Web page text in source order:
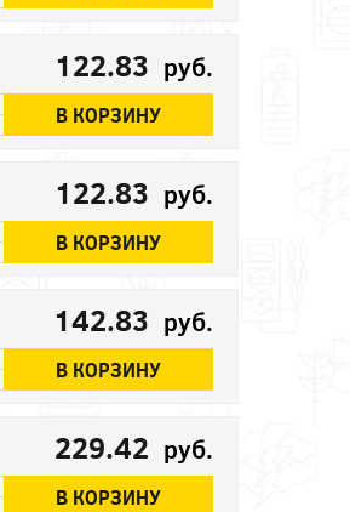
122.83 руб.
В КОРЗИНУ
122.83 руб.
В КОРЗИНУ
142.83 руб.
В КОРЗИНУ
229.42 руб.
В КОРЗИНУ